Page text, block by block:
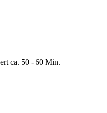
ca. 50 - 60 Min.